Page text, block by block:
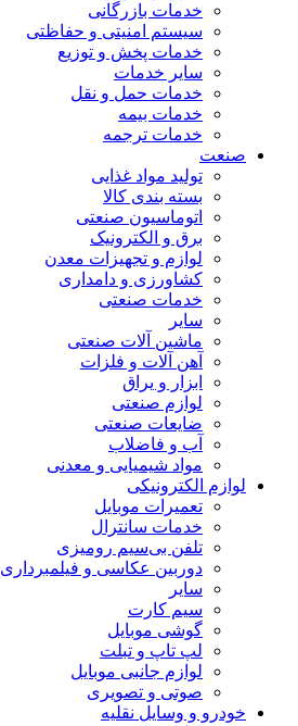
خدمات بازرگانی
سیستم امنیتی و حفاظتی
خدمات پخش و توزیع
سایر خدمات
خدمات حمل و نقل
خدمات بیمه
خدمات ترجمه
صنعت
تولید مواد غذایی
بسته بندی کالا
اتوماسیون صنعتی
برق و الکترونیک
لوازم و تجهیزات معدن
کشاورزی و دامداری
خدمات صنعتی
سایر
ماشین آلات صنعتی
آهن آلات و فلزات
ابزار و یراق
لوازم صنعتی
ضایعات صنعتی
آب و فاضلاب
مواد شیمیایی و معدنی
لوازم الکترونیکی
تعمیرات موبایل
خدمات سانترال
تلفن بی‌سیم رومیزی
دوربین عکاسی و فیلمبرداری
سایر
سیم کارت
گوشی موبایل
لپ تاپ و تبلت
لوازم جانبی موبایل
صوتی و تصویری
خودرو و وسایل نقلیه